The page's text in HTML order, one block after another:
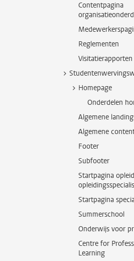
Contentpagina
Reglementen
Visitatierapporten
Homepage
Onderdelen
Algemene
Algemene
Footer
Subfooter
Startpagina
Startpagina
Summerschool
Onderwijs voor
Centre for
Learning